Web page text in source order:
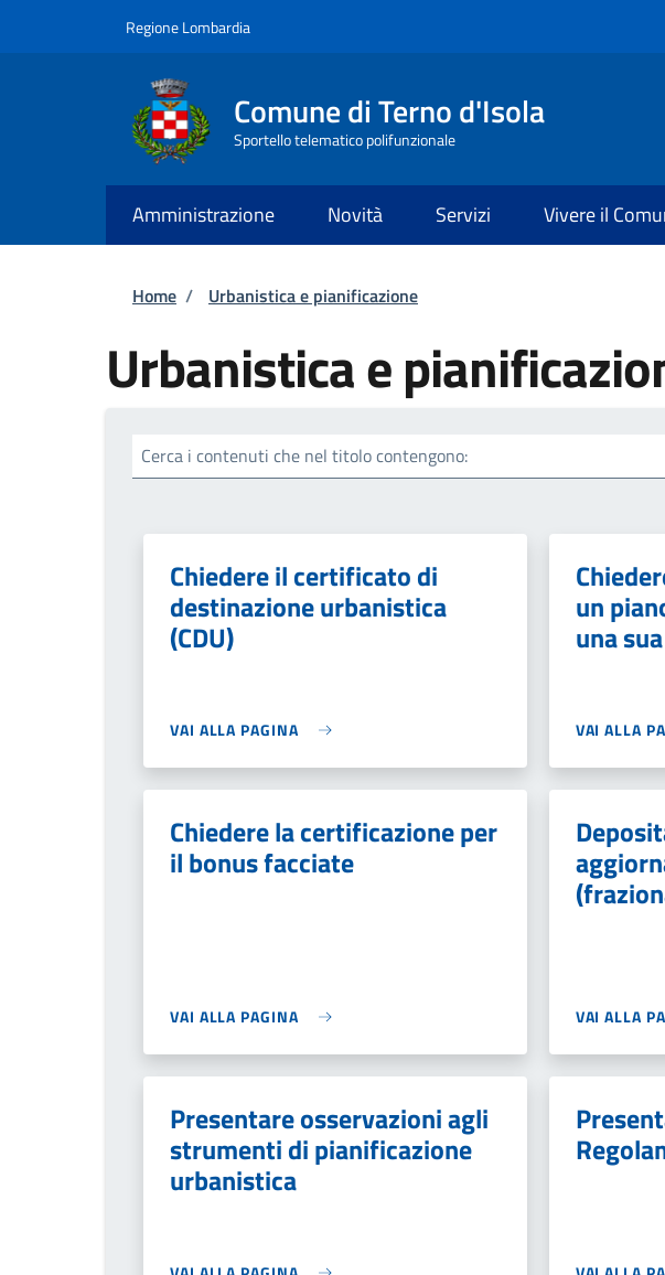
Regione Lombardia
Comune di Terno d'Isola
Sportello telematico polifunzionale
Amministrazione Novità Servizi Vivere il
Briciole di pane
Home / Urbanistica e pianificazione
Urbanistica e
Cerca i contenuti che nel titolo contengono:
Chiedere il certificato di
destinazione urbanistica
(CDU)
VAI ALLA PAGINA
un
una
VAI ALLA
Chiedere la certificazione per
il bonus facciate
VAI ALLA PAGINA VAI ALLA
Presentare osservazioni agli
strumenti di pianificazione
urbanistica